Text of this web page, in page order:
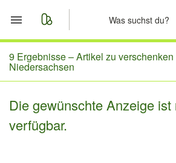
Start
Merkliste
Nachrichten
9 Ergebnisse –Artikel zu
Niedersachsen
Die gewünschte Anzeige ist
verfügbar.